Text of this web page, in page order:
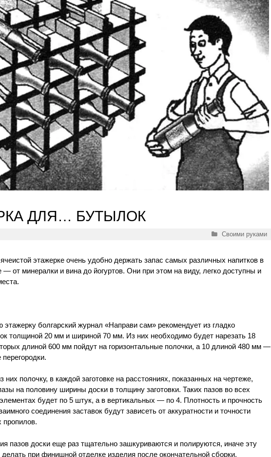
ДЛЯ… БУТЫЛОК
Рубрики
Своими руками
этажерке очень удобно держать запас самых различных напитков в
— от минералки и вина до йогуртов. Они при этом на виду, легко доступны и
этажерку болгарский журнал «Направи сам» рекомендует из гладко
толщиной 20 мм и шириной 70 мм. Из них необходимо будет нарезать 18
длиной 600 мм пойдут на горизонтальные полочки, а 10 длиной 480 мм —
них полочку, в каждой заготовке на расстояниях, показанных на чертеже,
на половину ширины доски в толщину заготовки. Таких пазов во всех
будет по 5 штук, а в вертикальных — по 4. Плотность и прочность
соединения заставок будут зависеть от аккуратности и точности
пропилов.
пазов доски еще раз тщательно зашкуриваются и полируются, иначе эту
делать при финишной отделке изделия после окончательной сборки.